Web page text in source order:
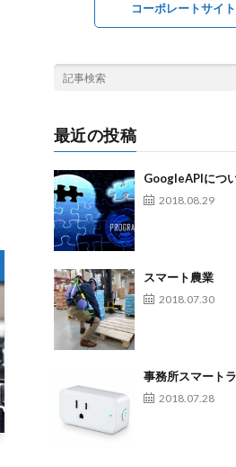
コーポレートサイ
最近の投稿
GoogleAPIにつ
2018.08.29
スマート農業
2018.07.30
事務所スマート
2018.07.28